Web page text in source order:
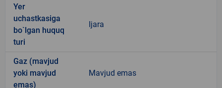
Yer
uchastkasiga
bo`lgan huquq
turi
Ijara
Gaz (mavjud
yoki mavjud
emas)
Mavjud emas